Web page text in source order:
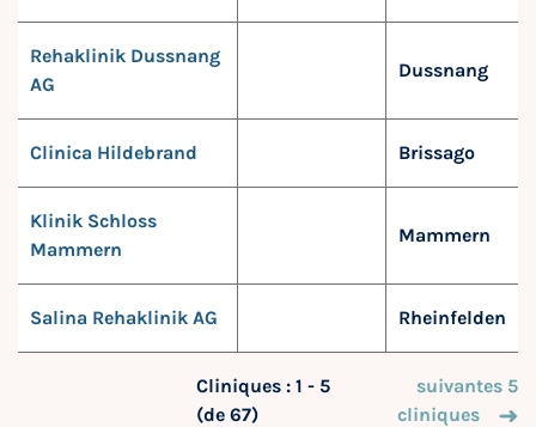
Rehaklinik Dussnang
AG
Dussnang
Clinica Hildebrand Brissago
Klinik Schloss
Mammern
Mammern
Salina Rehaklinik AG Rheinfelden
Cliniques : 1 - 5
(de 67)
suivantes 5
cliniques